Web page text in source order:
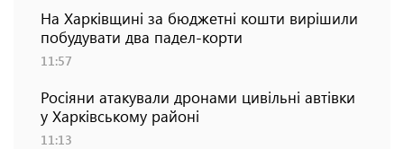
На Харківщині за бюджетні кошти вирішили
побудувати два падел-корти
11:57
Росіяни атакували дронами цивільні автівки
у Харківському районі
11:13